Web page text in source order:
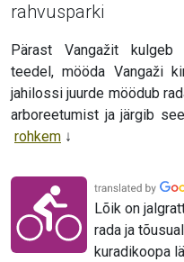
rahvusparki
Pärast Vangažit kulgeb
teedel, mööda Vangaži
jahilossi juurde möödub
arboreetumist ja järgib
rohkem
Lõik on
rada ja
kuradikoopa